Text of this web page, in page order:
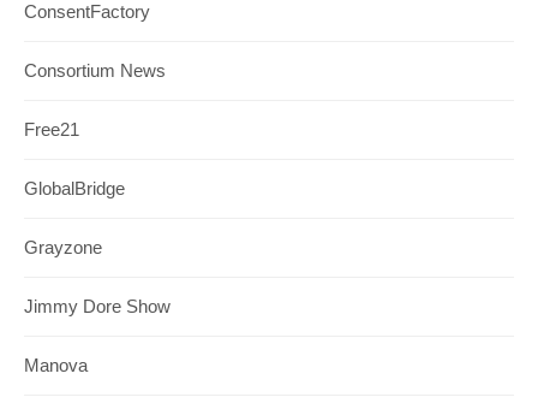
ConsentFactory
Consortium News
Free21
GlobalBridge
Grayzone
Jimmy Dore Show
Manova